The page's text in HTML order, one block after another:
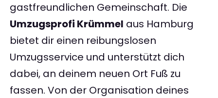
gastfreundlichen Gemeinschaft. Die
Umzugsprofi Krümmel aus Hamburg
bietet dir einen reibungslosen
Umzugsservice und unterstützt dich
dabei, an deinem neuen Ort Fuß zu
fassen. Von der Organisation deines